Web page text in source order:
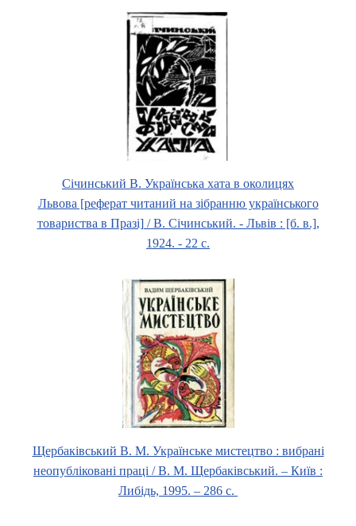
Січинський В. Українська хата в околицях
Львова [реферат читаний на зібранню українського
товариства в Празі] / В. Січинський. - Львів : [б. в.],
1924. - 22 с.
Щербаківський В. М. Українське мистецтво: вибрані
неопубліковані праці / В. М. Щербаківський. – Київ :
Либідь, 1995. – 286 с.